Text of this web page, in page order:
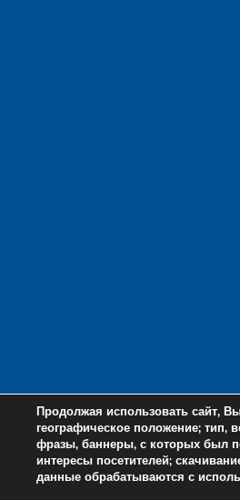
Продолжая использовать сайт,
географическое положение; тип,
фразы, баннеры, с которых был
интересы посетителей;
данные обрабатываются с